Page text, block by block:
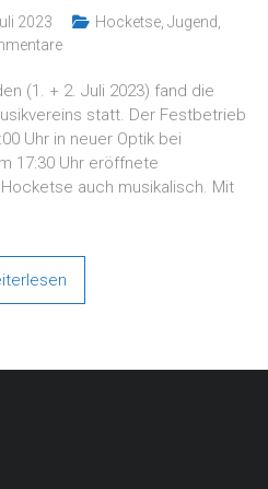
2023 Hocketse,Jugend,
(1. + 2. Juli 2023) fand die
statt. Der Festbetrieb
Uhr in neuer Optik bei
17:30 Uhr eröffnete
auch musikalisch. Mit